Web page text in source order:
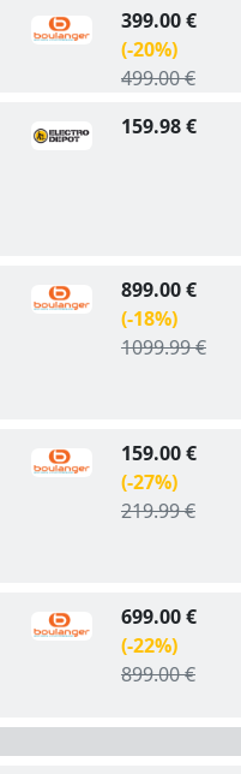
399.00 €
(-20%)
499.00 €
159.98 €
899.00 €
(-18%)
1099.99 €
159.00 €
(-27%)
219.99 €
699.00 €
(-22%)
899.00 €